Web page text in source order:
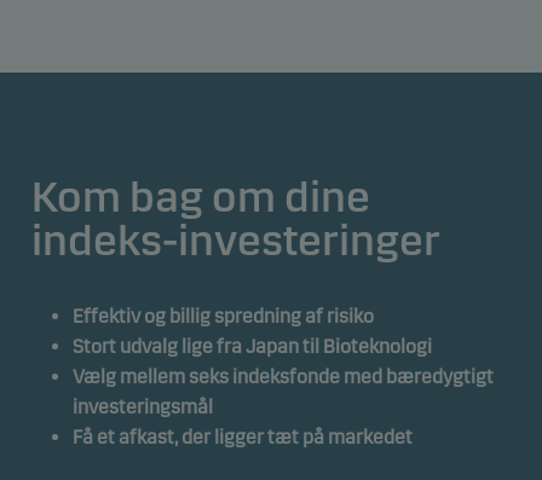
Kom bag om dine
indeks-investeringer
Effektiv og billig spredning af risiko
Stort udvalg lige fra Japan til Bioteknologi
Vælg mellem seks indeksfonde med bæredygtigt
investeringsmål
Få et afkast, der ligger tæt på markedet